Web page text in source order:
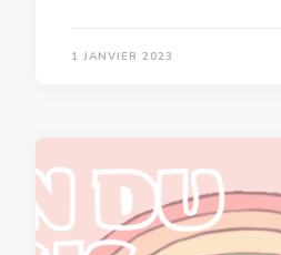
1 JANVIER 2023